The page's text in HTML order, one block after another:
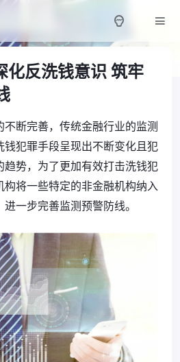
化反洗钱意识 筑牢
断完善，传统金融行业的监测
钱犯罪手段呈现出不断变化且犯
趋势，为了更加有效打击洗钱犯
构将一些特定的非金融机构纳入
一步完善监测预警防线。